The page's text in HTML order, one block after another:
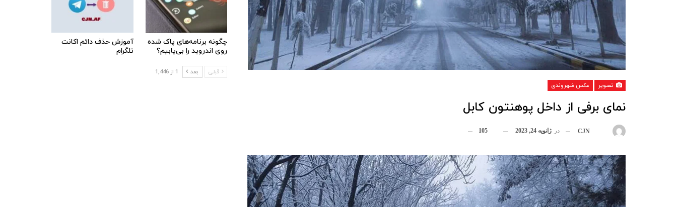
تصویر عکس شهروندی
نمای برفی از داخل پوهنتون کابل
CJN در ژانویه 24, 2023 105
چگونه برنامه‌های پاک شده
روی اندروید را بی‌یابیم؟
آموزش حذف دائم اکانت
تلگرام
قبلی بعد 1 از 1,446